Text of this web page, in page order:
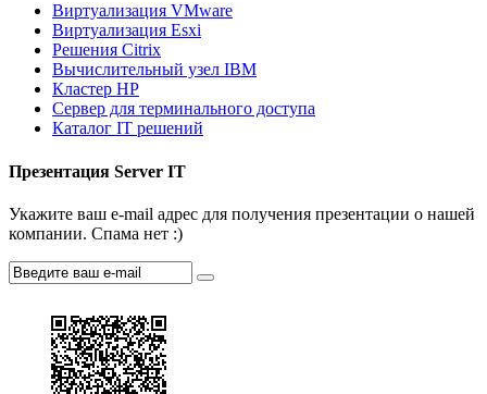
Виртуализация VMware
Виртуализация Esxi
Решения Citrix
Вычислительный узел IBM
Кластер HP
Сервер для терминального доступа
Каталог IT решений
Презентация Server IT
Укажите ваш e-mail адрес для получения презентации о нашей
компании. Спама нет :)